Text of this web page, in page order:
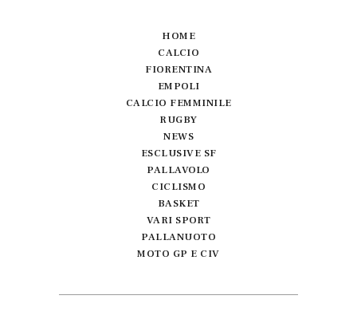
HOME
CALCIO
FIORENTINA
EMPOLI
CALCIO FEMMINILE
RUGBY
NEWS
ESCLUSIVE SF
PALLAVOLO
CICLISMO
BASKET
VARI SPORT
PALLANUOTO
MOTO GP E CIV